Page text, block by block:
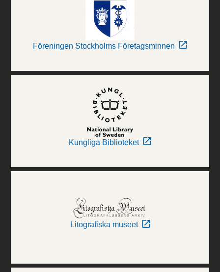
Föreningen Stockholms Företagsminnen
Kungliga Biblioteket
Litografiska museet